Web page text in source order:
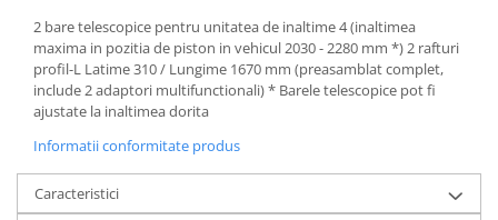
Systainer
Markere cu creta lichida
Placi modulare Swisstrax
Service și mentenanță
2 bare telescopice pentru unitatea de inaltime 4 (inaltimea
maxima in pozitia de piston in vehicul 2030 - 2280 mm *) 2 rafturi
profil-L Latime 310 / Lungime 1670 mm (preasamblat complet,
include 2 adaptori multifunctionali) * Barele telescopice pot fi
ajustate la inaltimea dorita
Informatii conformitate produs
Caracteristici